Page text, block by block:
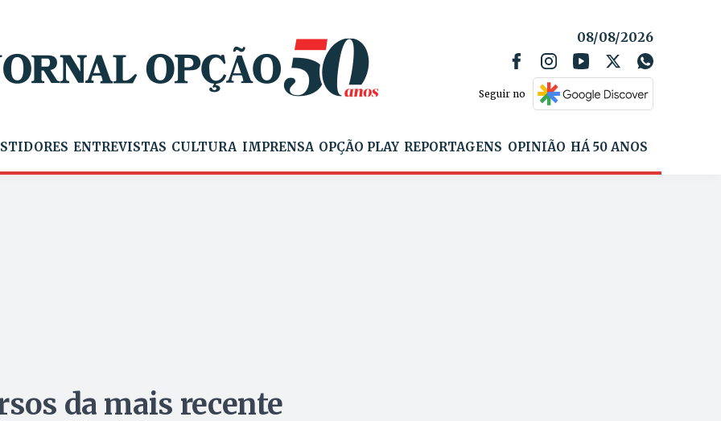
08/08/2026
Seguir no
ENTREVISTAS CULTURA IMPRENSA OPÇÃO PLAY REPORTAGENS OPINIÃO HÁ 50 ANOS
da mais recente